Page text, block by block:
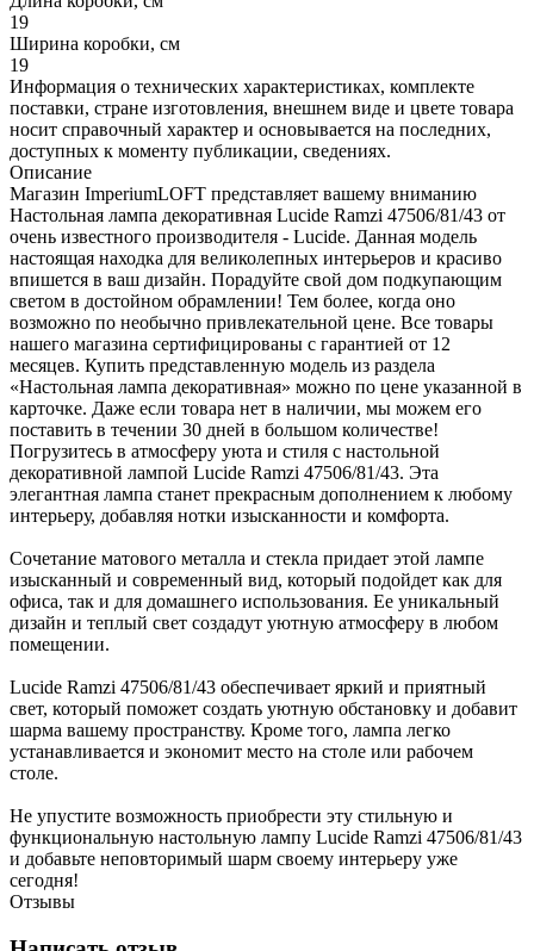
19
Ширина коробки, см
19
Информация о технических характеристиках, комплекте
поставки, стране изготовления, внешнем виде и цвете товара
носит справочный характер и основывается на последних,
доступных к моменту публикации, сведениях.
Описание
Магазин ImperiumLOFT представляет вашему вниманию
Настольная лампа декоративная Lucide Ramzi 47506/81/43 от
очень известного производителя - Lucide. Данная модель
настоящая находка для великолепных интерьеров и красиво
впишется в ваш дизайн. Порадуйте свой дом подкупающим
светом в достойном обрамлении! Тем более, когда оно
возможно по необычно привлекательной цене. Все товары
нашего магазина сертифицированы с гарантией от 12
месяцев. Купить представленную модель из раздела
«Настольная лампа декоративная» можно по цене указанной в
карточке. Даже если товара нет в наличии, мы можем его
поставить в течении 30 дней в большом количестве!
Погрузитесь в атмосферу уюта и стиля с настольной
декоративной лампой Lucide Ramzi 47506/81/43. Эта
элегантная лампа станет прекрасным дополнением к любому
интерьеру, добавляя нотки изысканности и комфорта.
Сочетание матового металла и стекла придает этой лампе
изысканный и современный вид, который подойдет как для
офиса, так и для домашнего использования. Ее уникальный
дизайн и теплый свет создадут уютную атмосферу в любом
помещении.
Lucide Ramzi 47506/81/43 обеспечивает яркий и приятный
свет, который поможет создать уютную обстановку и добавит
шарма вашему пространству. Кроме того, лампа легко
устанавливается и экономит место на столе или рабочем
столе.
Не упустите возможность приобрести эту стильную и
функциональную настольную лампу Lucide Ramzi 47506/81/43
и добавьте неповторимый шарм своему интерьеру уже
сегодня!
Отзывы